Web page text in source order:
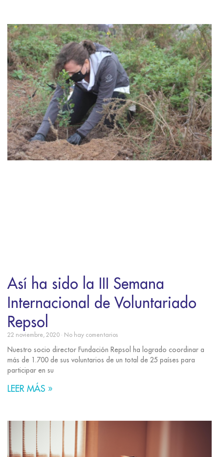
Así ha sido la III Semana
Internacional de Voluntariado
Repsol
22 noviembre, 2020 No hay comentarios
Nuestro socio director Fundación Repsol ha logrado coordinar a
más de 1.700 de sus voluntarios de un total de 25 países para
participar en su
LEER MÁS »